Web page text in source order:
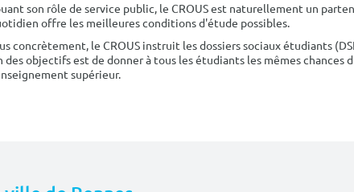
son rôle de service public, le CROUS est naturellement un
offre les meilleures conditions d'étude possibles.
concrètement, le CROUS instruit les dossiers sociaux étudiants
des objectifs est de donner à tous les étudiants les mêmes chances
supérieur.